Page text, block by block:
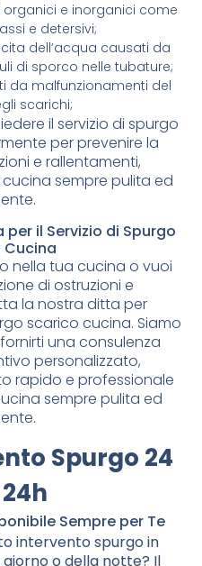
e inorganici come
e detersivi;
dell’acqua causati da
di sporco nelle tubature;
da malfunzionamenti del
scarichi;
il servizio di spurgo
per prevenire la
e rallentamenti,
sempre pulita ed
il Servizio di Spurgo
Cucina
nella tua cucina o vuoi
di ostruzioni e
la nostra ditta per
scarico cucina. Siamo
una consulenza
personalizzato,
rapido e professionale
sempre pulita ed
Spurgo 24
Sempre per Te
intervento spurgo in
o della notte? Il